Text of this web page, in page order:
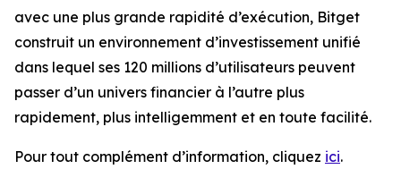
avec une plus grande rapidité d’exécution, Bitget
construit un environnement d’investissement unifié
dans lequel ses 120 millions d’utilisateurs peuvent
passer d’un univers financier à l’autre plus
rapidement, plus intelligemment et en toute facilité.
Pour tout complément d’information, cliquez ici.